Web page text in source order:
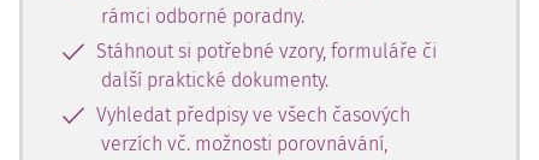
rámci odborné poradny.
Stáhnout si potřebné vzory, formuláře či
další praktické dokumenty.
Vyhledat předpisy ve všech časových
verzích vč. možnosti porovnávání,